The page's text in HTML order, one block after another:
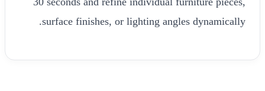
surface finishes, or lighting angles dynamically.